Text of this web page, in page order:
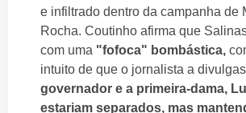
e infiltrado dentro da campanha de
Rocha. Coutinho afirma que
com uma "fofoca" bombástica,
intuito de que o jornalista a
governador e a primeira-dama,
estariam separados, mas